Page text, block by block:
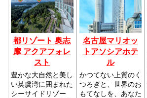
都リゾート 奥志
摩 アクアフォレ
スト
豊かな大自然と美し
い英虞湾に囲まれた
シーサイドリゾー
名古屋マリオッ
トアソシアホテ
ル
かつてない上質のく
つろぎと、世界のお
もてなしを、あなた